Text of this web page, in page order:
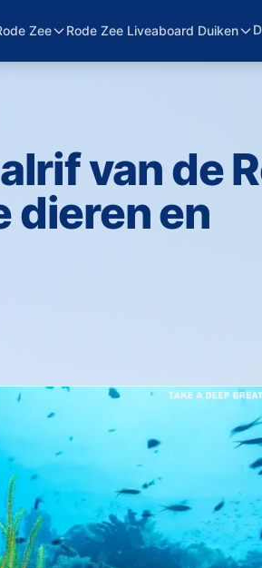
Zee Rode Zee Liveaboard Duiken
van de
dieren en